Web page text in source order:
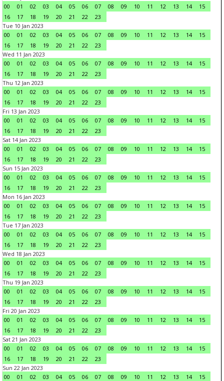
00
01 02 03 04 05 06 07 08 09 10 11 12 13 14
15
16
17 18 19 20 21 22
23
Tue 10 Jan 2023
00
01 02 03 04 05 06 07 08 09 10 11 12 13 14
15
16
17 18 19 20 21 22
23
Wed 11 Jan 2023
00
01 02 03 04 05 06 07 08 09 10 11 12 13 14
15
16
17 18 19 20 21 22
23
Thu 12 Jan 2023
00
01 02 03 04 05 06 07 08 09 10 11 12 13 14
15
16
17 18 19 20 21 22
23
Fri 13 Jan 2023
00
01 02 03 04 05 06 07 08 09 10 11 12 13 14
15
16
17 18 19 20 21 22
23
Sat 14 Jan 2023
00
01 02 03 04 05 06 07 08 09 10 11 12 13 14
15
16
17 18 19 20 21 22
23
Sun 15 Jan 2023
00
01 02 03 04 05 06 07 08 09 10 11 12 13 14
15
16
17 18 19 20 21 22
23
Mon 16 Jan 2023
00
01 02 03 04 05 06 07 08 09 10 11 12 13 14
15
16
17 18 19 20 21 22
23
Tue 17 Jan 2023
00
01 02 03 04 05 06 07 08 09 10 11 12 13 14
15
16
17 18 19 20 21 22
23
Wed 18 Jan 2023
00
01 02 03 04 05 06 07 08 09 10 11 12 13 14
15
16
17 18 19 20 21 22
23
Thu 19 Jan 2023
00
01 02 03 04 05 06 07 08 09 10 11 12 13 14
15
16
17 18 19 20 21 22
23
Fri 20 Jan 2023
00
01 02 03 04 05 06 07 08 09 10 11 12 13 14
15
16
17 18 19 20 21 22
23
Sat 21 Jan 2023
00
01 02 03 04 05 06 07 08 09 10 11 12 13 14
15
16
17 18 19 20 21 22
23
Sun 22 Jan 2023
00
01 02 03 04 05 06 07 08 09 10 11 12 13 14
15